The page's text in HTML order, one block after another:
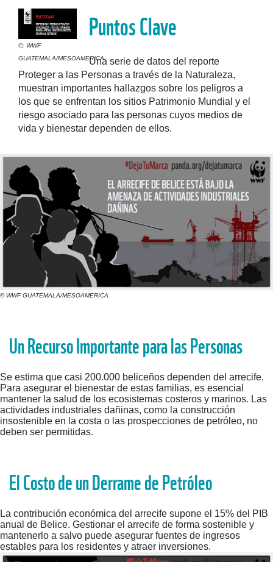
©: WWF
GUATEMALA/MESOAMERICA
Puntos Clave
Una serie de datos del reporte
Proteger a las Personas a través de la Naturaleza,
muestran importantes hallazgos sobre los peligros a
los que se enfrentan los sitios Patrimonio Mundial y el
riesgo asociado para las personas cuyos medios de
vida y bienestar dependen de ellos.
© WWF GUATEMALA/MESOAMERICA
Un Recurso Importante para las Personas
Se estima que casi 200.000 beliceños dependen del arrecife.
Para asegurar el bienestar de estas familias, es esencial
mantener la salud de los ecosistemas costeros y marinos. Las
actividades industriales dañinas, como la construcción
insostenible en la costa o las prospecciones de petróleo, no
deben ser permitidas.
El Costo de un Derrame de Petróleo
La contribución económica del arrecife supone el 15% del PIB
anual de Belice. Gestionar el arrecife de forma sostenible y
mantenerlo a salvo puede asegurar fuentes de ingresos
estables para los residentes y atraer inversiones.